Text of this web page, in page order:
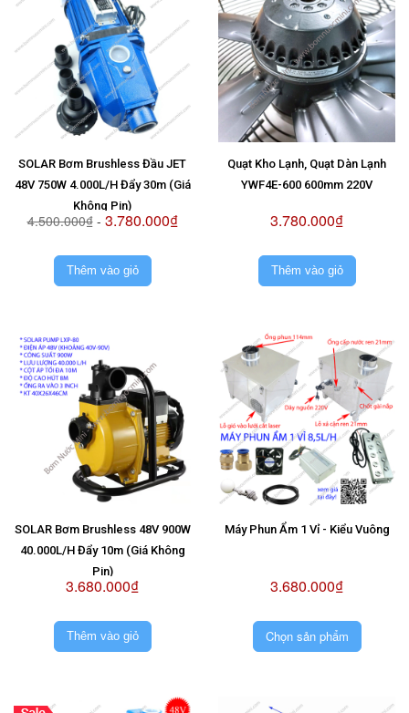
SOLAR Bơm Brushless Đầu JET
48V 750W 4.000L/H Đẩy 30m (Giá
Không Pin)
4.500.000₫- 3.780.000₫
Thêm vào giỏ
Quạt Kho Lạnh, Quạt Dàn Lạnh
YWF4E-600 600mm 220V
3.780.000₫
Thêm vào giỏ
SOLAR Bơm Brushless 48V 900W
40.000L/H Đẩy 10m (Giá Không
Pin)
3.680.000₫
Thêm vào giỏ
Máy Phun Ẩm 1 Vỉ - Kiểu Vuông
3.680.000₫
Chọn sản phẩm